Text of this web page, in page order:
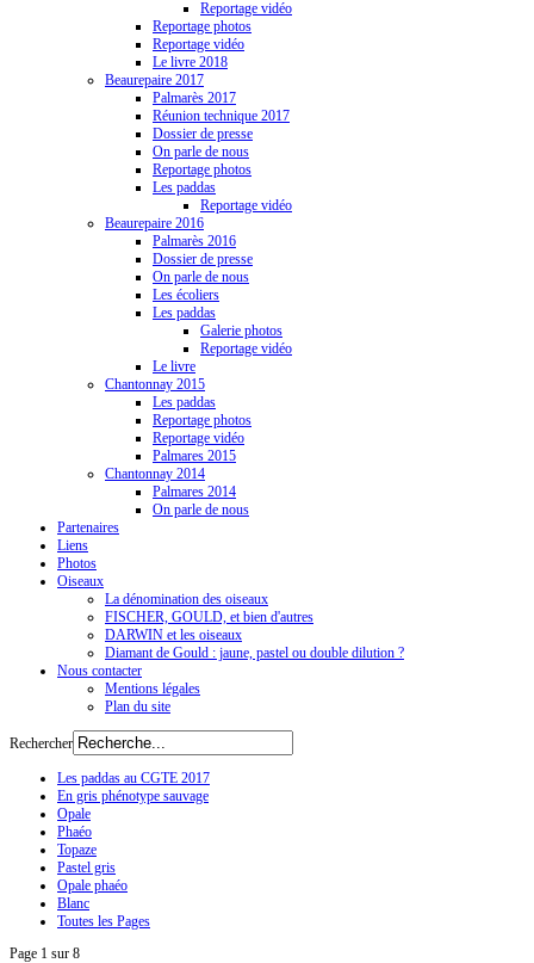
Reportage vidéo
Reportage photos
Reportage vidéo
Le livre 2018
Beaurepaire 2017
Palmarès 2017
Réunion technique 2017
Dossier de presse
On parle de nous
Reportage photos
Les paddas
Reportage vidéo
Beaurepaire 2016
Palmarès 2016
Dossier de presse
On parle de nous
Les écoliers
Les paddas
Galerie photos
Reportage vidéo
Le livre
Chantonnay 2015
Les paddas
Reportage photos
Reportage vidéo
Palmares 2015
Chantonnay 2014
Palmares 2014
On parle de nous
Partenaires
Liens
Photos
Oiseaux
La dénomination des oiseaux
FISCHER, GOULD, et bien d'autres
DARWIN et les oiseaux
Diamant de Gould : jaune, pastel ou double dilution ?
Nous contacter
Mentions légales
Plan du site
Rechercher
Les paddas au CGTE 2017
En gris phénotype sauvage
Opale
Phaéo
Topaze
Pastel gris
Opale phaéo
Blanc
Toutes les Pages
Page 1 sur 8